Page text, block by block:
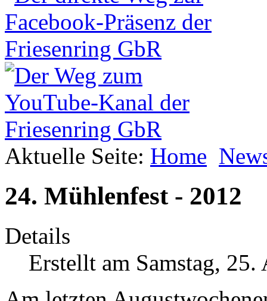
Aktuelle Seite: Home
24. Mühlenfest - 2012
Details
Erstellt am Samstag,